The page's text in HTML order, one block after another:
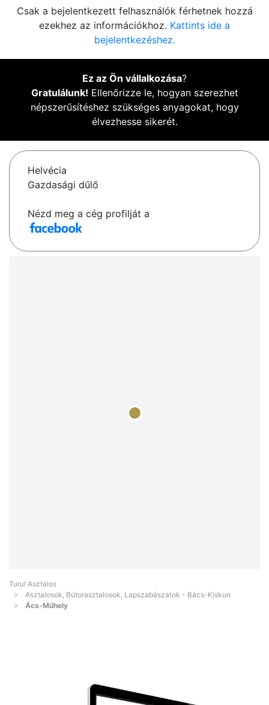
Csak a bejelentkezett felhasználók férhetnek hozzá
ezekhez az információkhoz. Kattints ide a
bejelentkezéshez.
Ez az Ön vállalkozása?
Gratulálunk! Ellenőrizze le, hogyan szerezhet
népszerűsítéshez szükséges anyagokat, hogy
élvezhesse sikerét.
Helvécia
Gazdasági dűlő
Nézd meg a cég profilját a
Turul Asztalos
Asztalosok, Bútorasztalosok, Lapszabászatok - Bács-Kiskun
Ács-Műhely